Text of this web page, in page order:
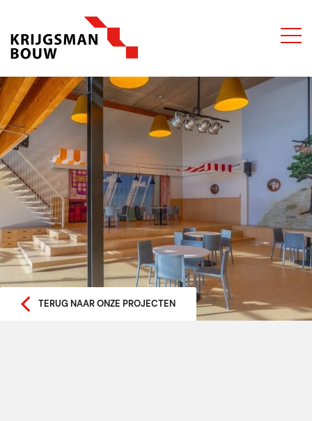
TERUG NAAR ONZE PROJECTEN